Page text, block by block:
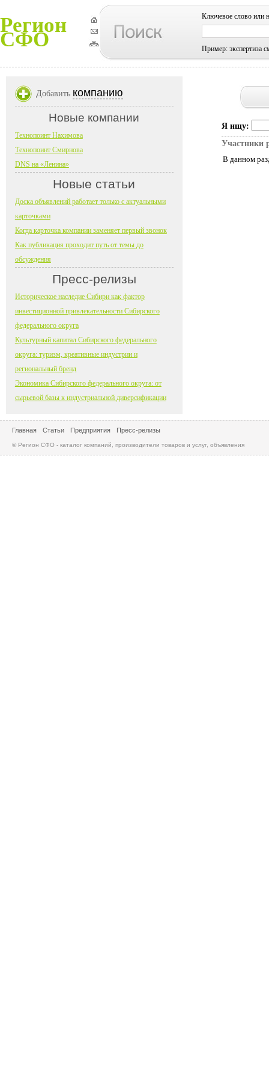
Регион
СФО
Ключевое слово или
Пример: экспертиза
Я ищу:
Участники
В данном
Добавить компанию
Новые компании
Технопоинт Нахимова
Технопоинт Смирнова
DNS на «Ленина»
Новые статьи
Доска объявлений работает только с актуальными
карточками
Когда карточка компании заменяет первый звонок
Как публикация проходит путь от темы до
обсуждения
Пресс-релизы
Историческое наследие Сибири как фактор
инвестиционной привлекательности Сибирского
федерального округа
Культурный капитал Сибирского федерального
округа: туризм, креативные индустрии и
региональный бренд
Экономика Сибирского федерального округа: от
сырьевой базы к индустриальной диверсификации
Главная Статьи Предприятия Пресс-релизы
© Регион СФО - каталог компаний, производители товаров и услуг, объявления